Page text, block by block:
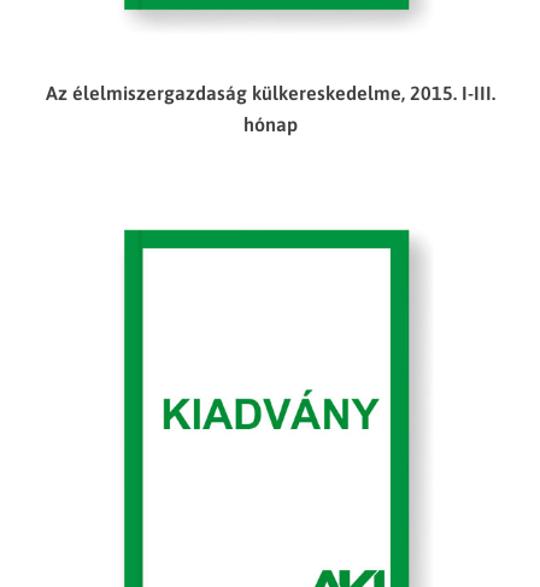
Az élelmiszergazdaság külkereskedelme, 2015. I-III.
hónap